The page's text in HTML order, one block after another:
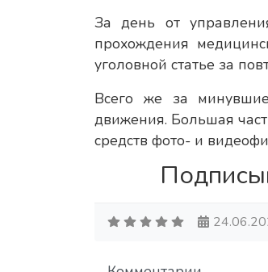
За день от
прохождения
уголовной статье за
Всего же за
движения. Большая
средств фото- и